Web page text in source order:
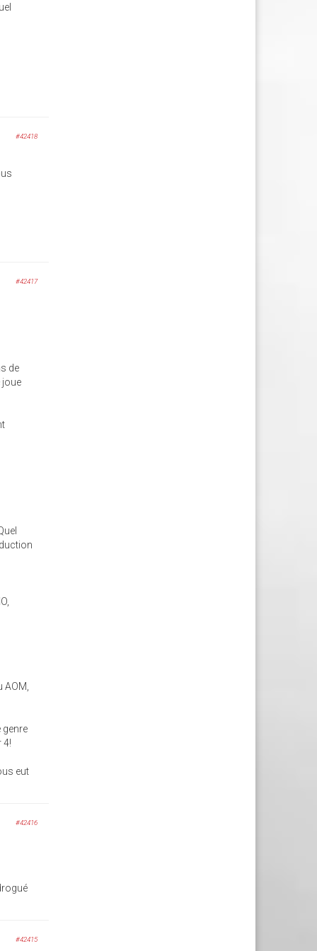
#42418
#42417
de
joue
AOM,
genre
4!
eut
#42416
#42415